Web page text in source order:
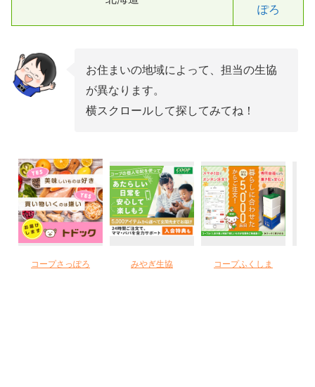
ぽろ
お住まいの地域によって、担当の生協
が異なります。
横スクロールして探してみてね！
コープさっぽろ みやぎ生協 コープふくしま